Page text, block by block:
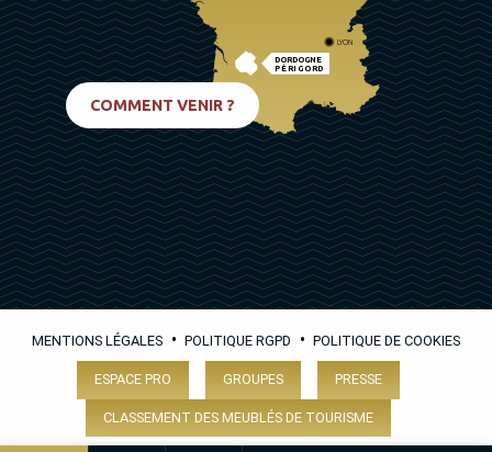
DORDOGNE
PÉRIGORD
LYON
COMMENT VENIR ?
MENTIONS LÉGALES • POLITIQUE RGPD • POLITIQUE DE COOKIES
ESPACE PRO GROUPES PRESSE
CLASSEMENT DES MEUBLÉS DE TOURISME